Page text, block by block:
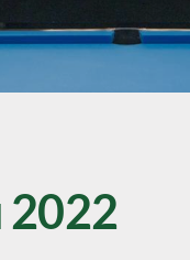
2022